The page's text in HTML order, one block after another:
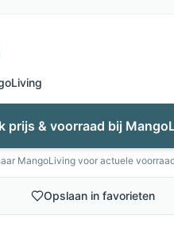
prijs & voorraad bij
MangoLiving voor actuele
Opslaan in favorieten